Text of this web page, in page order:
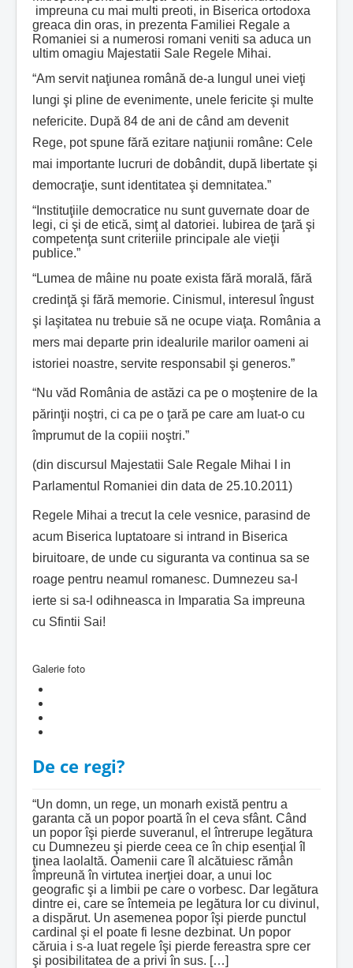
impreuna cu mai multi preoti, in Biserica ortodoxa
greaca din oras, in prezenta Familiei Regale a
Romaniei si a numerosi romani veniti sa aduca un
ultim omagiu Majestatii Sale Regele Mihai.
“Am servit naţiunea română de-a lungul unei vieţi
lungi şi pline de evenimente, unele fericite şi multe
nefericite. După 84 de ani de când am devenit
Rege, pot spune fără ezitare naţiunii române: Cele
mai importante lucruri de dobândit, după libertate şi
democraţie, sunt identitatea şi demnitatea.”
“Instituţiile democratice nu sunt guvernate doar de
legi, ci şi de etică, simţ al datoriei. Iubirea de ţară şi
competenţa sunt criteriile principale ale vieţii
publice.”
“Lumea de mâine nu poate exista fără morală, fără
credinţă şi fără memorie. Cinismul, interesul îngust
şi laşitatea nu trebuie să ne ocupe viaţa. România a
mers mai departe prin idealurile marilor oameni ai
istoriei noastre, servite responsabil şi generos.”
“Nu văd România de astăzi ca pe o moştenire de la
părinţii noştri, ci ca pe o ţară pe care am luat-o cu
împrumut de la copiii noştri.”
(din discursul Majestatii Sale Regale Mihai I in
Parlamentul Romaniei din data de 25.10.2011)
Regele Mihai a trecut la cele vesnice, parasind de
acum Biserica luptatoare si intrand in Biserica
biruitoare, de unde cu siguranta va continua sa se
roage pentru neamul romanesc. Dumnezeu sa-l
ierte si sa-l odihneasca in Imparatia Sa impreuna
cu Sfintii Sai!
Galerie foto
De ce regi?
“Un domn, un rege, un monarh există pentru a
garanta că un popor poartă în el ceva sfânt. Când
un popor îşi pierde suveranul, el întrerupe legătura
cu Dumnezeu şi pierde ceea ce în chip esenţial îl
ţinea laolaltă. Oamenii care îl alcătuiesc rămân
împreună în virtutea inerţiei doar, a unui loc
geografic şi a limbii pe care o vorbesc. Dar legătura
dintre ei, care se întemeia pe legătura lor cu divinul,
a dispărut. Un asemenea popor îşi pierde punctul
cardinal şi el poate fi lesne dezbinat. Un popor
căruia i s-a luat regele îşi pierde fereastra spre cer
şi posibilitatea de a privi în sus. […]